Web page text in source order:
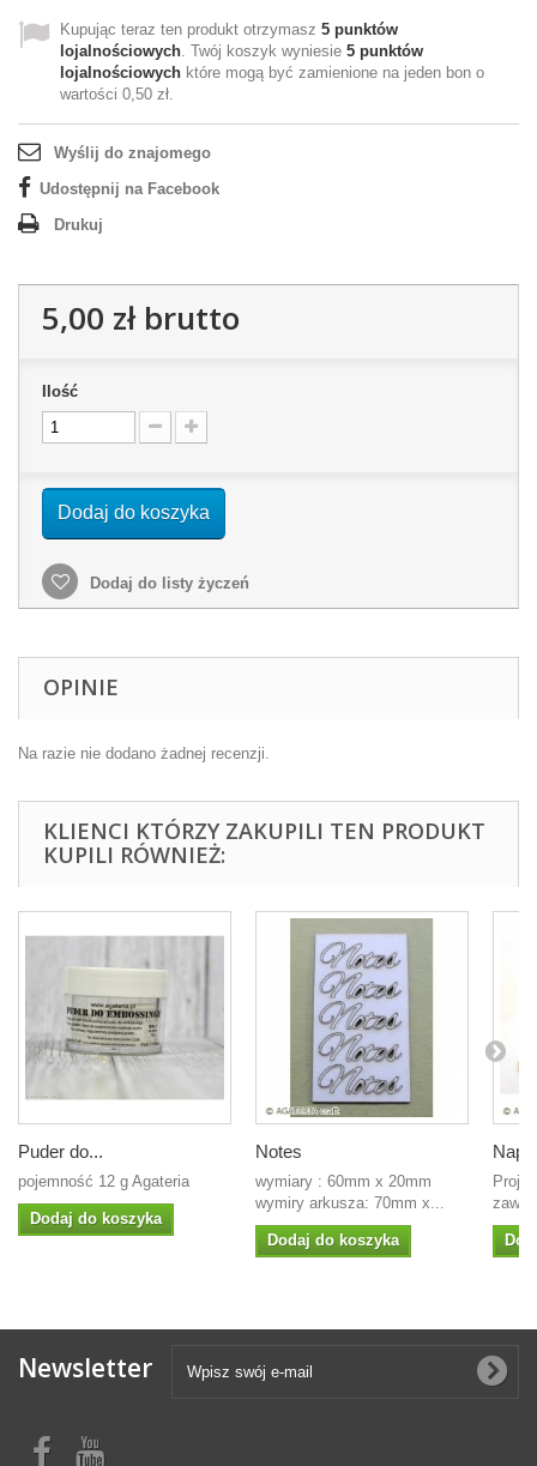
Kupując teraz ten produkt otrzymasz 5 punktów
lojalnościowych. Twój koszyk wyniesie 5 punktów
lojalnościowych które mogą być zamienione na jeden bon o
wartości 0,50 zł.
Wyślij do znajomego
Udostępnij na Facebook
Drukuj
5,00 złbrutto
Ilość
Dodaj do koszyka
Dodaj do listy życzeń
OPINIE
Na razie nie dodano żadnej recenzji.
KLIENCI KTÓRZY ZAKUPILI TEN PRODUKT
KUPILI RÓWNIEŻ:
Puder do...
pojemność 12 g Agateria
Dodaj do koszyka
Notes
wymiary : 60mm x 20mm
wymiry arkusza: 70mm x...
Dodaj do koszyka
Newsletter